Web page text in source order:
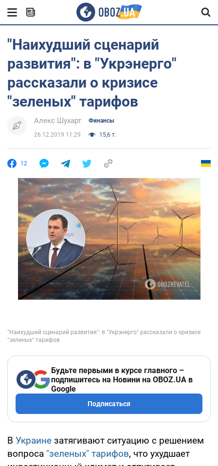
"Наихудший сценарий
развития": в "Укрэнерго"
рассказали о кризисе
"зеленых" тарифов
Алекс Шухарт Финансы
26.12.2019 11:29 15,6 т.
12
Будьте первыми в курсе главного –
подпишитесь на Новини на OBOZ.UA в
Google
Подписаться
В Украине затягивают ситуацию с решением
вопроса "зеленых" тарифов, что ухудшает